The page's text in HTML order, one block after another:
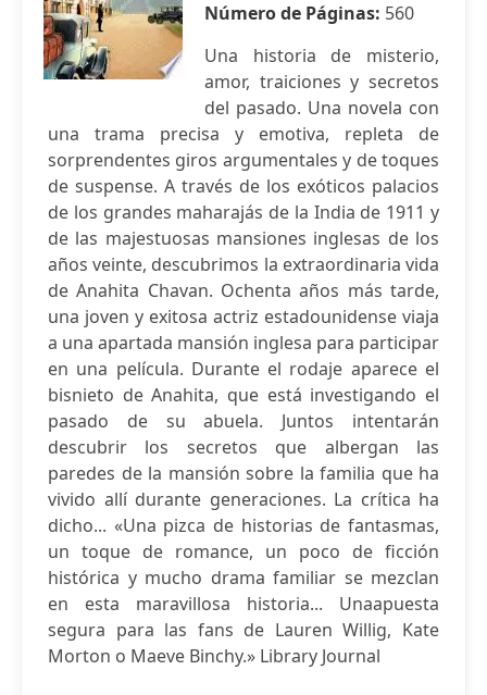
Número de Páginas: 560
Una historia de misterio,
amor, traiciones y secretos
del pasado. Una novela con
una trama precisa y emotiva, repleta de
sorprendentes giros argumentales y de toques
de suspense. A través de los exóticos palacios
de los grandes maharajás de la India de 1911 y
de las majestuosas mansiones inglesas de los
años veinte, descubrimos la extraordinaria vida
de Anahita Chavan. Ochenta años más tarde,
una joven y exitosa actriz estadounidense viaja
a una apartada mansión inglesa para participar
en una película. Durante el rodaje aparece el
bisnieto de Anahita, que está investigando el
pasado de su abuela. Juntos intentarán
descubrir los secretos que albergan las
paredes de la mansión sobre la familia que ha
vivido allí durante generaciones. La crítica ha
dicho... «Una pizca de historias de fantasmas,
un toque de romance, un poco de ficción
histórica y mucho drama familiar se mezclan
en esta maravillosa historia... Unaapuesta
segura para las fans de Lauren Willig, Kate
Morton o Maeve Binchy.» Library Journal